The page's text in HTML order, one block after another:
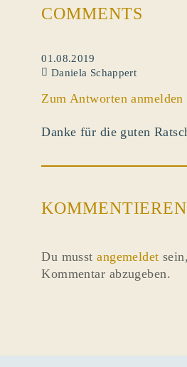
COMMENTS
01.08.2019
Daniela Schappert
Zum Antworten anmelden
Danke für die guten
KOMMENTIEREN
Du musstangemeldet
Kommentar abzugeben.